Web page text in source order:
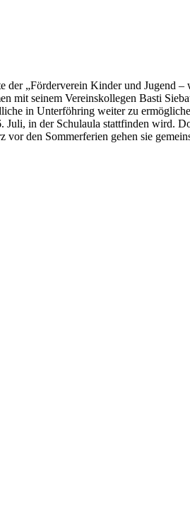
„Förderverein Kinder und Jugend
mit seinem Vereinskollegen Basti
in Unterföhring weiter zu
in der Schulaula stattfinden wird.
den Sommerferien gehen sie